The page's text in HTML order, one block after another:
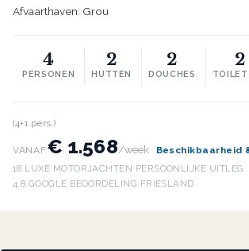
Afvaarthaven: Grou
4
PERSONEN
2
HUTTEN
2
DOUCHES
2
(4+1 pers.)
VANAF€ 1.568/week
Beschikbaarheid
18 LUXE MOTORJACHTEN· PERSOONLIJKE UITLEG·
4,8 GOOGLE BEOORDELING· FRIESLAND